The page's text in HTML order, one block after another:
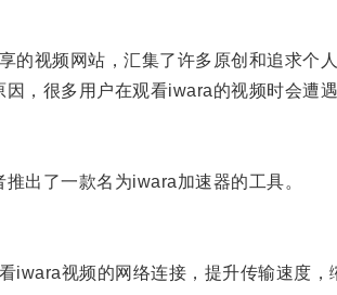
视频网站，汇集了许多原创和追求个人
很多用户在观看iwara的视频时会遭遇
了一款名为iwara加速器的工具。
视频的网络连接，提升传输速度，